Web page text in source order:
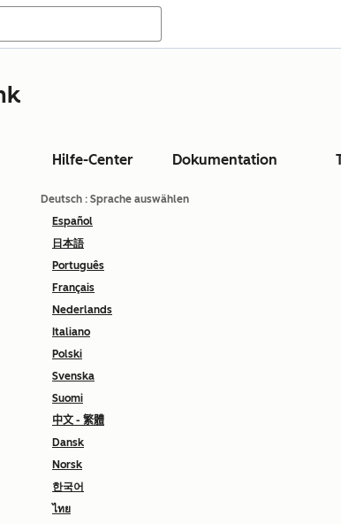
Hilfe-Center Dokumentation
Deutsch : Sprache auswählen
Español
日本語
Português
Français
Nederlands
Italiano
Polski
Svenska
Suomi
中文 - 繁體
Dansk
Norsk
한국어
ไทย